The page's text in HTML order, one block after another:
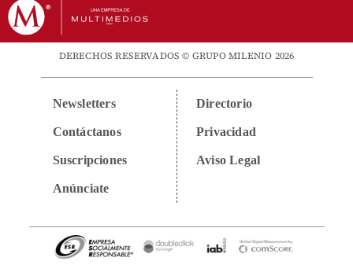
DERECHOS RESERVADOS © GRUPO MILENIO 2026
Newsletters
Contáctanos
Suscripciones
Anúnciate
Directorio
Privacidad
Aviso Legal